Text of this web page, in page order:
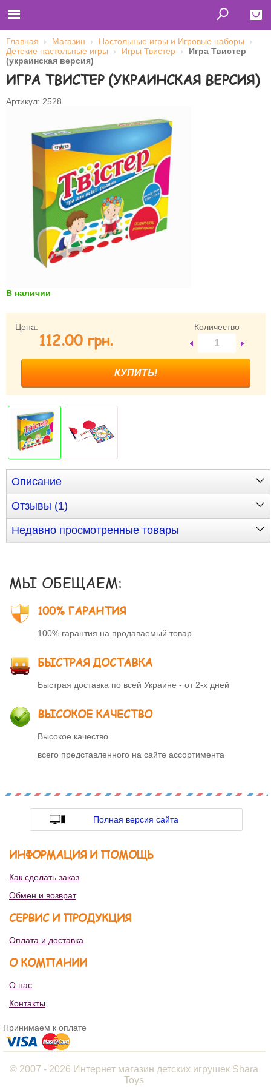
Главная
Футболки
Толстовки (кенгурушки)
Свитшоты
Ветровки
Оплата и доставка
Имя пользователя (логин)
Запомнить меня
Забыли пароль?
Регистрация
Главная Магазин
Настольные игры и Игровые наборы
Детские настольные игры
Игры Твистер
Игра Твистер
(украинская версия)
ИГРА ТВИСТЕР (УКРАИНСКАЯ ВЕРСИЯ)
Артикул: 2528
В наличии
Цена:
112.00 грн.
Количество
Описание
Отзывы (1)
Недавно просмотренные товары
МЫ ОБЕЩАЕМ:
100% ГАРАНТИЯ
100% гарантия на продаваемый товар
БЫСТРАЯ ДОСТАВКА
Быстрая доставка по всей Украине - от 2-х дней
ВЫСОКОЕ КАЧЕСТВО
Высокое качество
всего представленного на сайте ассортимента
Полная версия сайта
ИНФОРМАЦИЯ И ПОМОЩЬ
Как сделать заказ
Обмен и возврат
СЕРВИС И ПРОДУКЦИЯ
Оплата и доставка
О КОМПАНИИ
О нас
Контакты
Принимаем к оплате
© 2007 - 2026 Интернет магазин детских игрушек Shara
Toys